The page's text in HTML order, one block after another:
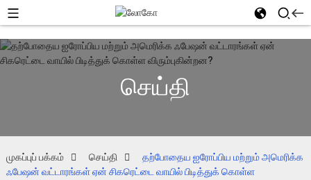
செய்தி
முகப்புப் பக்கம் செய்தி
தற்போதைய ஐரோப்பிய மற்றும் அமெரிக்க
ஃபேஷன் வட்டாரங்கள் ஏன் சிகரெட்டை வாயில் பிடித்துக் கொள்ள